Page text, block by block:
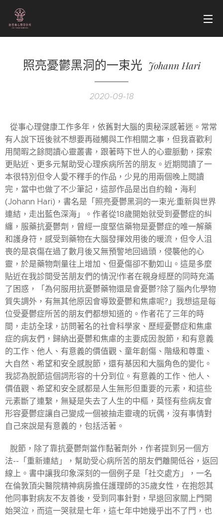
照亮憂鬱黑洞的一束光 Johann Hari
2020-09-18
從事心理健康工作多年，依舊對大腦的奧秘深感著迷。常常
有人說下班後就不想要再碰觸與工作相關之事，但我喜歡利
用閒暇之餘閱讀心靈叢書，跟著時下世人的心靈脈動，探索
更貼近、更多元幫助受心理疾病所苦的朋友。近期閱讀了一
本很特別但令人愛不釋手的作品，少見的用兩個晚上閱讀
完，當中也做了不少筆記，這部作品是出自約翰・海利
(Johann Hari)，書名是「照亮憂鬱黑洞的一束光:重新與世界
連結，走出藍色深海」。作者從18歲開始就受到憂鬱症的糾
纏，服藥抗憂鬱劑，曾經一度堅信藥物是憂鬱症的唯一解藥
和護身符，感受到藥物在大腦發揮效用後的暖流，但令人沮
喪的是哀傷在過了數月後又無預警地回過頭，侵襲他的心
靈，於是藥物劑量往上增加、但憂傷卻不動如山。這是多麼
貼近在我診間受苦朋友們的情況!作者在親身經歷的同時充滿
了困惑，「為何服用抗憂鬱藥物還是會憂鬱?除了腦內化學物
質失調外，有無其他原因會導致憂鬱和焦慮呢?」我想這是每
位受憂鬱症所苦的朋友們都想知道的。作者花了三年的時
間，走訪全球，訪問著名的社會科學家、歷經憂鬱症和焦慮
症的病友們，歸納出憂鬱和焦慮的主要成因:脫節，和有意義
的工作、他人、有意義的價值觀、童年創傷、階級和尊重、
大自然、希望和安全感脫節，還有基因和大腦角色的變化。
我認為脫節這個詞形容的十分到位。有意義的工作、他人、
價值觀、希望和安全感都是人生無形但重要的元素，和這些
元素斷了連繫，無疑是失去了人生的中樞，莫怪有些病友會
形容憂鬱症讓自己變成一個被抽走靈魂的玩偶，沒有事情對
自己來說是有意義的，包括活著。
脫節，除了靠抗憂鬱劑當作黏著劑外，作者提到另一個方
法--「重新連結」，幫助受心病所苦的朋友們離開低谷，返回
線上。書中讓我印象深刻的一個例子是「社交處方」，一名
在倫敦頂尖醫院精神病房擔任護理師的35歲女性，在抱怨其
他同事對病友不友善後，受到同事針對，早退回家關上門開
始哭泣，而這一哭就是七年，這七年中她幾乎出不了門，也